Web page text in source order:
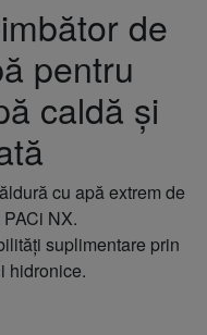
de
pentru
caldă și
cu apă extrem de
NX.
suplimentare prin
hidronice.